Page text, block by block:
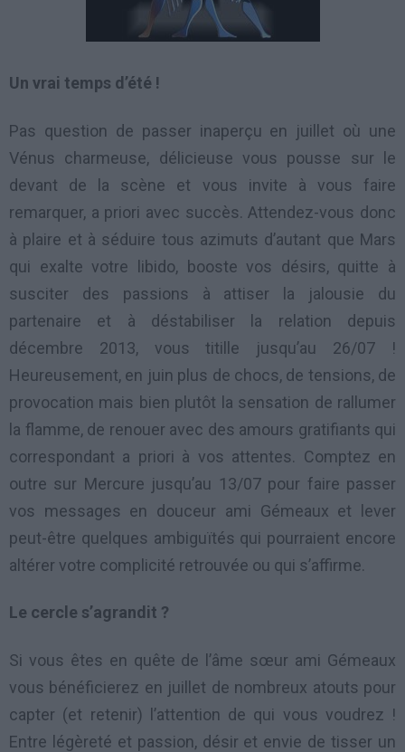
Un vrai temps d’été !
Pas question de passer inaperçu en juillet où une
Vénus charmeuse, délicieuse vous pousse sur le
devant de la scène et vous invite à vous faire
remarquer, a priori avec succès. Attendez-vous donc
à plaire et à séduire tous azimuts d’autant que Mars
qui exalte votre libido, booste vos désirs, quitte à
susciter des passions à attiser la jalousie du
partenaire et à déstabiliser la relation depuis
décembre 2013, vous titille jusqu’au 26/07 !
Heureusement, en juin plus de chocs, de tensions, de
provocation mais bien plutôt la sensation de rallumer
la flamme, de renouer avec des amours gratifiants qui
correspondant a priori à vos attentes. Comptez en
outre sur Mercure jusqu’au 13/07 pour faire passer
vos messages en douceur ami Gémeaux et lever
peut-être quelques ambiguïtés qui pourraient encore
altérer votre complicité retrouvée ou qui s’affirme.
Le cercle s’agrandit ?
Si vous êtes en quête de l’âme sœur ami Gémeaux
vous bénéficierez en juillet de nombreux atouts pour
capter (et retenir) l’attention de qui vous voudrez !
Entre légèreté et passion, désir et envie de tisser un